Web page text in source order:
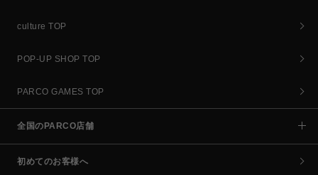
culture TOP
POP-UP SHOP TOP
PARCO GAMES TOP
全国のPARCO店舗
初めてのお客様へ